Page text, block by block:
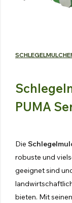
PUMA
Die
robuste und
geeignet sind
bieten. Mit
Spruhkanone
HYDRAULISCHE
FREISCHNEIDER
HYDRAULISCHE
HECKENSCHERE
Entdecken Sie